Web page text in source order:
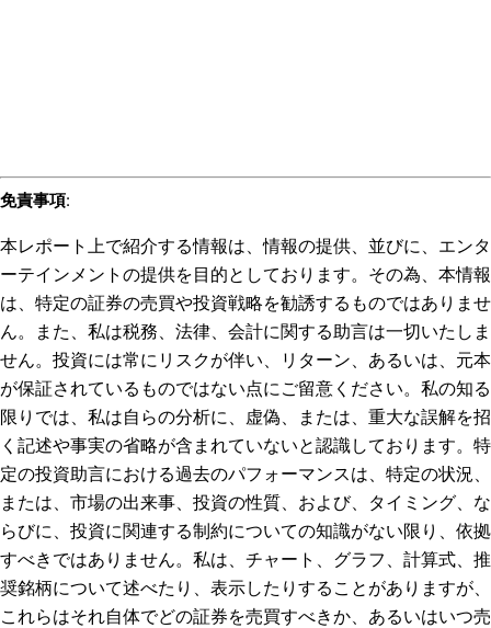
免責事項:
本レポート上で紹介する情報は、情報の提供、並びに、エンタ
ーテインメントの提供を目的としております。その為、本情報
は、特定の証券の売買や投資戦略を勧誘するものではありませ
ん。また、私は税務、法律、会計に関する助言は一切いたしま
せん。投資には常にリスクが伴い、リターン、あるいは、元本
が保証されているものではない点にご留意ください。私の知る
限りでは、私は自らの分析に、虚偽、または、重大な誤解を招
く記述や事実の省略が含まれていないと認識しております。特
定の投資助言における過去のパフォーマンスは、特定の状況、
または、市場の出来事、投資の性質、および、タイミング、な
らびに、投資に関連する制約についての知識がない限り、依拠
すべきではありません。私は、チャート、グラフ、計算式、推
奨銘柄について述べたり、表示したりすることがありますが、
これらはそれ自体でどの証券を売買すべきか、あるいはいつ売